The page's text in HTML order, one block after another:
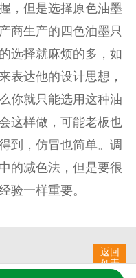
，但是选择原色油墨
商生产的四色油墨只
选择就麻烦的多，如
表达他的设计思想，
你就只能选用这种油
这样做，可能老板也
到，仿冒也简单。调
的减色法，但是要很
验一样重要。
返回
列表